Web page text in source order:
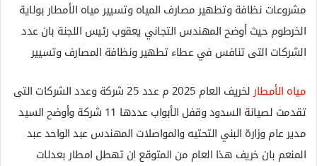
مشروعات نظافة وتطهير مصارف المياه وتسيير مياه الأمطار بولاية
الخرطوم حيث أوضح المهندس التجاني يعقوب رئيس اللجنة بان عدد
الشركات التى تنافس في عطاء تطهير ونظافة المصارف وتسيير
مياه الأمطار
لخريف العام 2025 م عدد 25 شركة وعدد الشركات التى
تقدمت لصيانة السدود وقفل الأبواب عددها 11 شركة وأوضح السيد
مدير عام وزارة البني التحتيه والمواصلات المهندس عبد الواحد عبد
المنعم بان خريف هذا العام من المتوقع ان تهطل امطار بعدلات